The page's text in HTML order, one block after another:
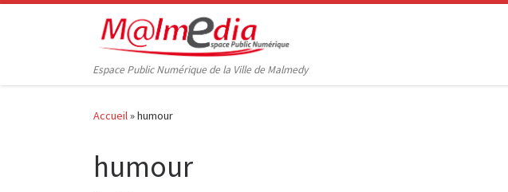
Passer au contenu
Espace Public Numérique de la Ville de Malmedy
Accueil »humour
humour